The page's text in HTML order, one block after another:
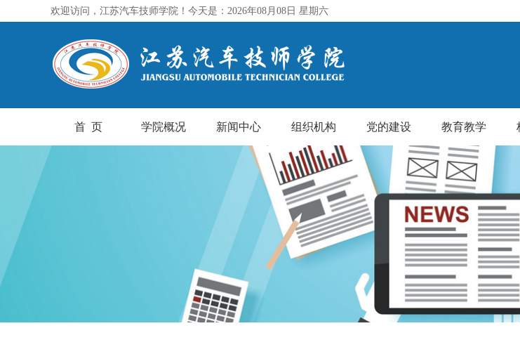
欢迎访问，江苏汽车技师学院！今天是：2026年08月08日 星期六
首 页 学院概况 新闻中心 组织机构 党的建设 教育教学